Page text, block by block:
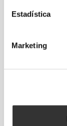
Estadística
Marketing